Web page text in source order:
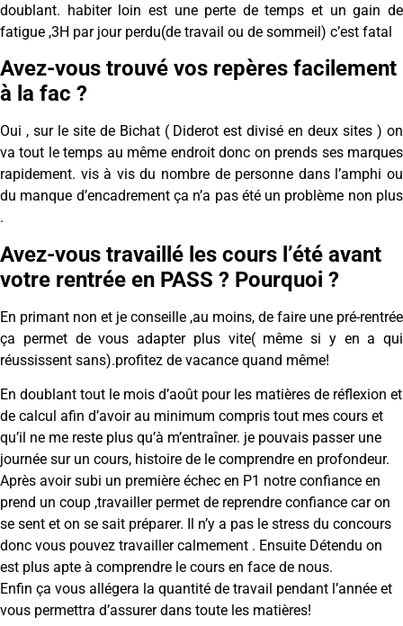
doublant. habiter loin est une perte de temps et un gain de
fatigue ,3H par jour perdu(de travail ou de sommeil) c’est fatal
Avez-vous trouvé vos repères facilement
à la fac ?
Oui , sur le site de Bichat ( Diderot est divisé en deux sites ) on
va tout le temps au même endroit donc on prends ses marques
rapidement. vis à vis du nombre de personne dans l’amphi ou
du manque d’encadrement ça n’a pas été un problème non plus
.
Avez-vous travaillé les cours l’été avant
votre rentrée en PASS ? Pourquoi ?
En primant non et je conseille ,au moins, de faire une pré-rentrée
ça permet de vous adapter plus vite( même si y en a qui
réussissent sans).profitez de vacance quand même!
En doublant tout le mois d’août pour les matières de réflexion et
de calcul afin d’avoir au minimum compris tout mes cours et
qu’il ne me reste plus qu’à m’entraîner. je pouvais passer une
journée sur un cours, histoire de le comprendre en profondeur.
Après avoir subi un première échec en P1 notre confiance en
prend un coup ,travailler permet de reprendre confiance car on
se sent et on se sait préparer. Il n’y a pas le stress du concours
donc vous pouvez travailler calmement . Ensuite Détendu on
est plus apte à comprendre le cours en face de nous.
Enfin ça vous allégera la quantité de travail pendant l’année et
vous permettra d’assurer dans toute les matières!